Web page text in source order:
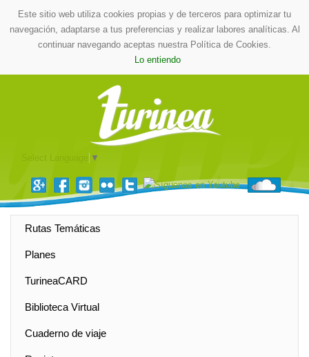
Este sitio web utiliza cookies propias y de terceros para optimizar tu
navegación, adaptarse a tus preferencias y realizar labores analíticas. Al
continuar navegando aceptas nuestra Política de Cookies.
Lo entiendo
▼
Rutas Temáticas
Planes
TurineaCARD
Biblioteca Virtual
Cuaderno de viaje